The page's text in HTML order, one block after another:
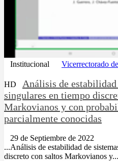
Institucional Vicerrectorado
HD Análisis de estabilidad
singulares en tiempo
Markovianos y con
parcialmente conocidas
29 de Septiembre de 2022
...Análisis de estabilidad de
discreto con saltos Markovianos